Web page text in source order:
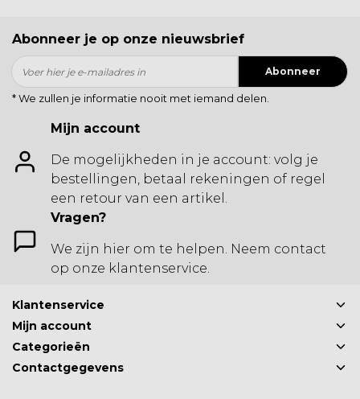
Abonneer je op onze nieuwsbrief
Abonneer
* We zullen je informatie nooit met iemand delen.
Mijn account
De mogelijkheden in je account: volg je
bestellingen, betaal rekeningen of regel
een retour van een artikel.
Vragen?
We zijn hier om te helpen. Neem contact
op onze klantenservice.
Klantenservice
Mijn account
Categorieën
Contactgegevens